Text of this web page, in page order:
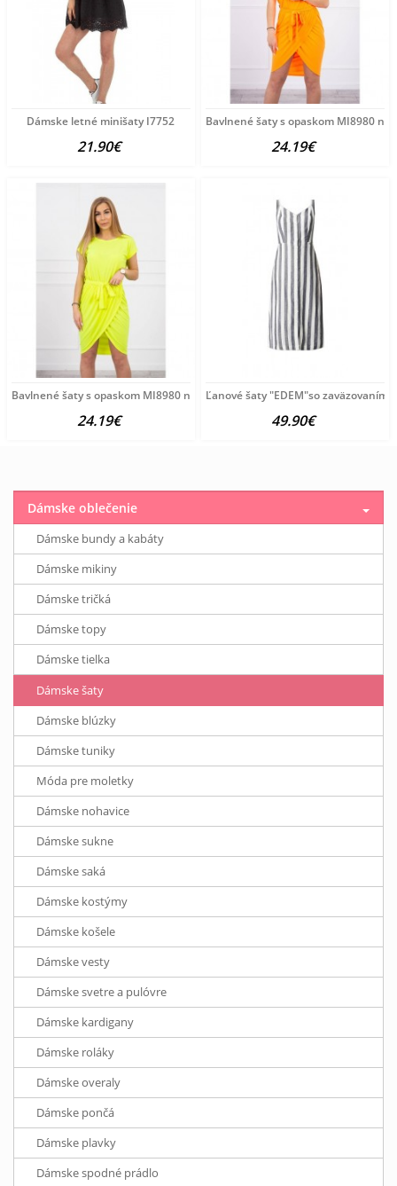
Dámske letné minišaty I7752
21.90€
Bavlnené šaty s opaskom MI8980
24.19€
Bavlnené šaty s opaskom MI8980 neónovo žlté Univerzálna
24.19€
Ľanové šaty "EDEM"so zaväzovaním
49.90€
Dámske oblečenie
Dámske bundy a kabáty
Dámske mikiny
Dámske tričká
Dámske topy
Dámske tielka
Dámske šaty
Dámske blúzky
Dámske tuniky
Móda pre moletky
Dámske nohavice
Dámske sukne
Dámske saká
Dámske kostýmy
Dámske košele
Dámske vesty
Dámske svetre a pulóvre
Dámske kardigany
Dámske roláky
Dámske overaly
Dámske pončá
Dámske plavky
Dámske spodné prádlo